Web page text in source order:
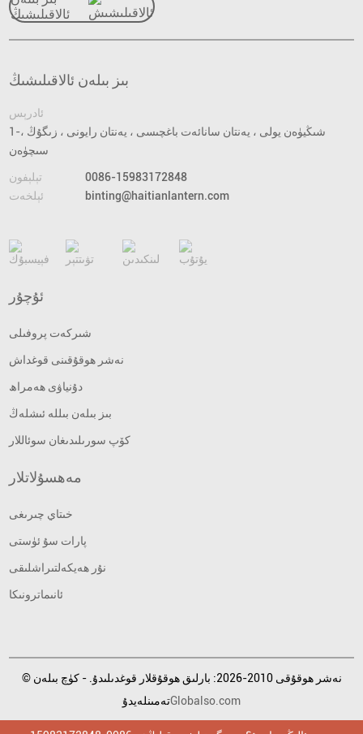
ئالاقىلىشىڭ
بىز بىلەن ئالاقىلىشىڭ
ئادرېس
1-شىڭيۈەن يولى ، يەنتان سانائەت باغچىسى ، يەنتان رايونى ، زىگۇڭ ،
سىچۈەن
تېلېفون
0086-15983172848
ئېلخەت
binting@haitianlantern.com
ئۇچۇر
شىركەت پروفىلى
نەشر ھوقۇقىنى قوغداش
دۇنياۋى ھەمراھ
بىز بىلەن بىللە ئىشلەڭ
كۆپ سورىلىدىغان سوئاللار
مەھسۇلاتلار
خىتاي چىرىغى
پارات سۇ ئۈستى
نۇر ھەيكەلتىراشلىقى
ئانىماترونىكا
© نەشر ھوقۇقى 2010-2026: بارلىق ھوقۇقلار قوغدىلىدۇ. - كۈچ بىلەن
تەمىنلەيدۇGlobalso.com